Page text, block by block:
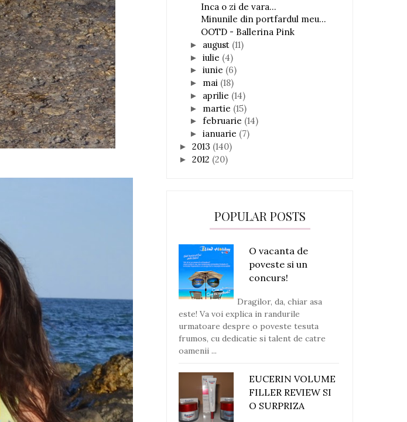
Inca o zi de vara...
Minunile din portfardul meu...
OOTD - Ballerina Pink
► august (11)
► iulie (4)
► iunie (6)
► mai (18)
► aprilie (14)
► martie (15)
► februarie (14)
► ianuarie (7)
► 2013 (140)
► 2012 (20)
POPULAR POSTS
O vacanta de
poveste si un
concurs!
Dragilor, da, chiar asa
este! Va voi explica in randurile
urmatoare despre o poveste tesuta
frumos, cu dedicatie si talent de catre
oamenii ...
EUCERIN VOLUME
FILLER REVIEW SI
O SURPRIZA